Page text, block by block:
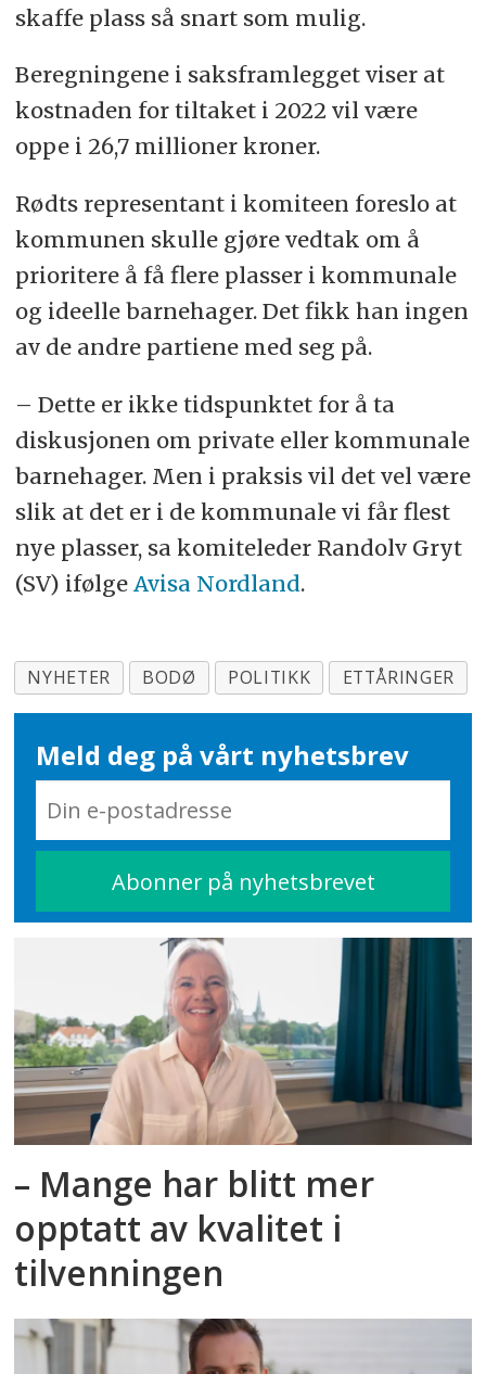
skaffe plass så snart som mulig.
Beregningene i saksframlegget viser at
kostnaden for tiltaket i 2022 vil være
oppe i 26,7 millioner kroner.
Rødts representant i komiteen foreslo at
kommunen skulle gjøre vedtak om å
prioritere å få flere plasser i kommunale
og ideelle barnehager. Det fikk han ingen
av de andre partiene med seg på.
– Dette er ikke tidspunktet for å ta
diskusjonen om private eller kommunale
barnehager. Men i praksis vil det vel være
slik at det er i de kommunale vi får flest
nye plasser, sa komiteleder Randolv Gryt
(SV) ifølge Avisa Nordland.
NYHETER BODØ POLITIKK ETTÅRINGER
Meld deg på vårt nyhetsbrev
– Mange har blitt mer
opptatt av kvalitet i
tilvenningen